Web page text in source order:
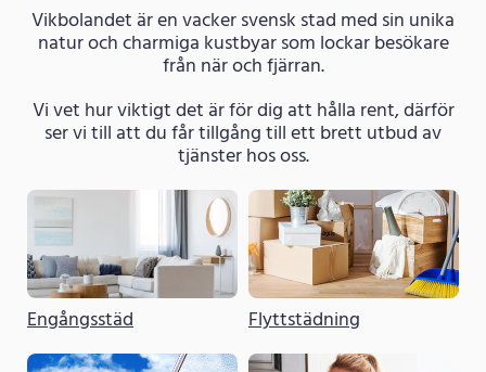
Vikbolandet är en vacker svensk stad med sin unika
natur och charmiga kustbyar som lockar besökare
från när och fjärran.
Vi vet hur viktigt det är för dig att hålla rent, därför
ser vi till att du får tillgång till ett brett utbud av
tjänster hos oss.
Engångsstäd Flyttstädning